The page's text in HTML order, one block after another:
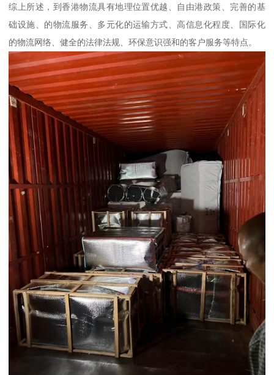
综上所述，到香港物流具有地理位置优越、自由港政策、完善的基
础设施、的物流服务、多元化的运输方式、高信息化程度、国际化
的物流网络、健全的法律法规、环保意识强和的客户服务等特点。